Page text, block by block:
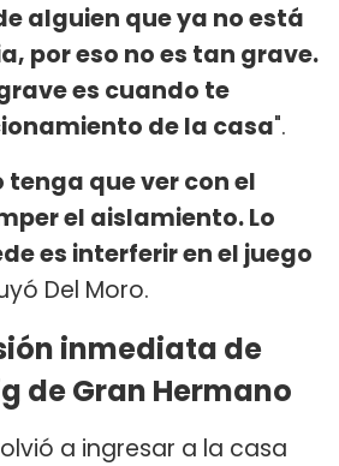
alguien que ya no está
por eso no es tan grave.
es cuando te
de la casa".
tenga que ver con el
el aislamiento. Lo
es interferir en el juego
Del Moro.
inmediata de
de Gran Hermano
a ingresar a la casa